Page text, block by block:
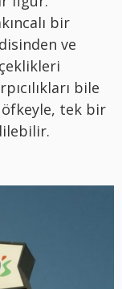
bir
ve
bile
tek bir